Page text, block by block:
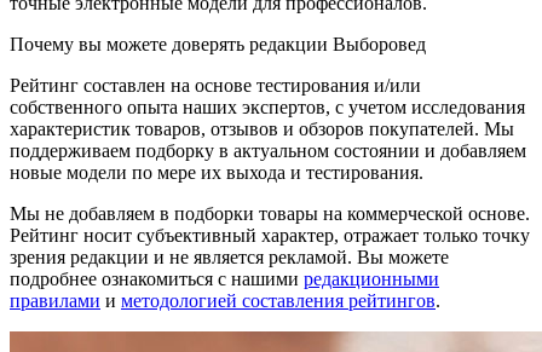
Почему вы можете доверять редакции Выборовед
Рейтинг составлен на основе тестирования и/или
собственного опыта наших экспертов, с учетом исследования
характеристик товаров, отзывов и обзоров покупателей. Мы
поддерживаем подборку в актуальном состоянии и добавляем
новые модели по мере их выхода и тестирования.
Мы не добавляем в подборки товары на коммерческой основе.
Рейтинг носит субъективный характер, отражает только точку
зрения редакции и не является рекламой. Вы можете
подробнее ознакомиться с нашими редакционными
правилами и методологией составления рейтингов.